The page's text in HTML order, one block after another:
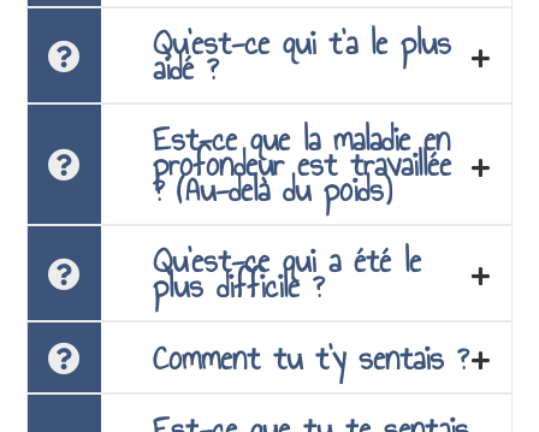
Qu’est-ce qui t’a le plus
aidé ?
Est-ce que la maladie en
profondeur est travaillée
? (Au-delà du poids)
Qu’est-ce qui a été le
plus difficile ?
Comment tu t’y sentais ?